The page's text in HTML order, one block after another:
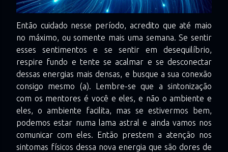
Então cuidado nesse período, acredito que até maio
no máximo, ou somente mais uma semana. Se sentir
esses sentimentos e se sentir em desequilíbrio,
respire fundo e tente se acalmar e se desconectar
dessas energias mais densas, e busque a sua conexão
consigo mesmo (a). Lembre-se que a sintonização
com os mentores é você e eles, e não o ambiente e
eles, o ambiente facilita, mas se estivermos bem,
podemos estar numa lama astral e ainda vamos nos
comunicar com eles. Então prestem a atenção nos
sintomas físicos dessa nova energia que são dores de